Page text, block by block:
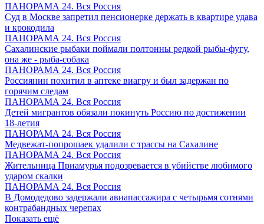
ПАНОРАМА 24. Вся Россия
Суд в Москве запретил пенсионерке держать в квартире удава
и крокодила
ПАНОРАМА 24. Вся Россия
Сахалинские рыбаки поймали полтонны редкой рыбы-фугу,
она же - рыба-собака
ПАНОРАМА 24. Вся Россия
Россиянин похитил в аптеке виагру и был задержан по
горячим следам
ПАНОРАМА 24. Вся Россия
Детей мигрантов обязали покинуть Россию по достижении
18-летия
ПАНОРАМА 24. Вся Россия
Медвежат-попрошаек удалили с трассы на Сахалине
ПАНОРАМА 24. Вся Россия
Жительница Приамурья подозревается в убийстве любимого
ударом скалки
ПАНОРАМА 24. Вся Россия
В Домодедово задержали авиапассажира с четырьмя сотнями
контрабандных черепах
Показать ещё